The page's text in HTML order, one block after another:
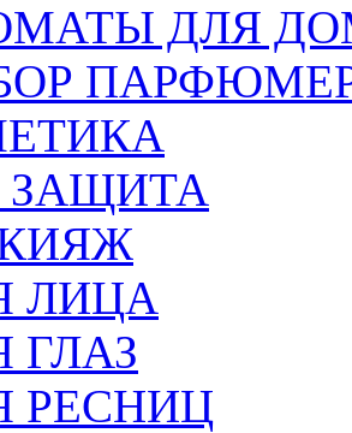
ДЛЯ
ЗАЩИТА
ЛИЦА
ГЛАЗ
РЕСНИЦ